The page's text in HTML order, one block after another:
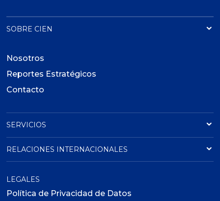
SOBRE CIEN
Nosotros
Reportes Estratégicos
Contacto
SERVICIOS
RELACIONES INTERNACIONALES
LEGALES
Política de Privacidad de Datos